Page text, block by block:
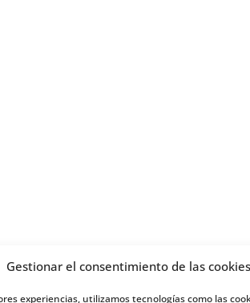
Gestionar el consentimiento de las cookies
experiencias, utilizamos tecnologías como las